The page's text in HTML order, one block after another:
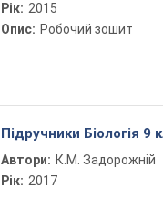
Рік: 2015
Опис: Робочий зошит
Підручники Біологія 9
Автори: К.М. Задорожній
Рік: 2017